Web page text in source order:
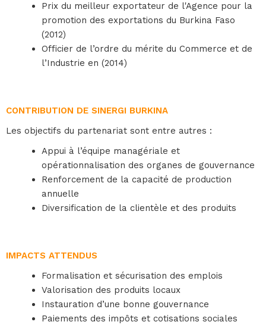
Prix du meilleur exportateur de l'Agence pour la
promotion des exportations du Burkina Faso
(2012)
Officier de l’ordre du mérite du Commerce et de
l’Industrie en (2014)
CONTRIBUTION DE SINERGI BURKINA
Les objectifs du partenariat sont entre autres :
Appui à l’équipe managériale et
opérationnalisation des organes de gouvernance
Renforcement de la capacité de production
annuelle
Diversification de la clientèle et des produits
IMPACTS ATTENDUS
Formalisation et sécurisation des emplois
Valorisation des produits locaux
Instauration d’une bonne gouvernance
Paiements des impôts et cotisations sociales